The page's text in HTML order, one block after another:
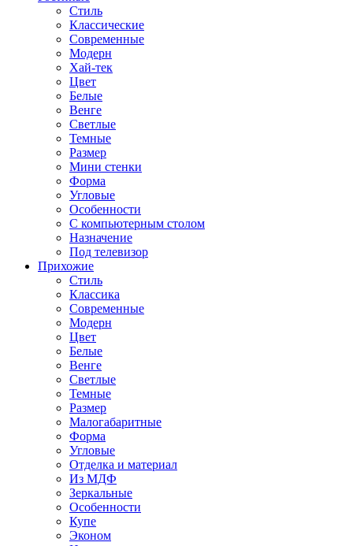
Стиль
Классические
Современные
Модерн
Хай-тек
Цвет
Белые
Венге
Светлые
Темные
Размер
Мини стенки
Форма
Угловые
Особенности
С компьютерным столом
Назначение
Под телевизор
Прихожие
Стиль
Классика
Современные
Модерн
Цвет
Белые
Венге
Светлые
Темные
Размер
Малогабаритные
Форма
Угловые
Отделка и материал
Из МДФ
Зеркальные
Особенности
Купе
Эконом